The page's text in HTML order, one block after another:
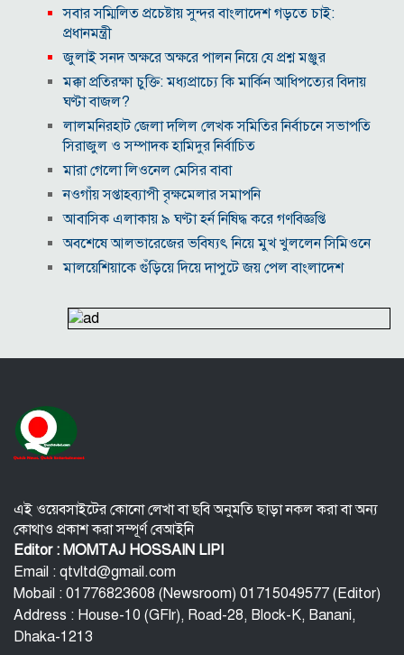
সবার সম্মিলিত প্রচেষ্টায় সুন্দর বাংলাদেশ গড়তে চাই:
প্রধানমন্ত্রী
জুলাই সনদ অক্ষরে অক্ষরে পালন নিয়ে যে প্রশ্ন মঞ্জুর
মক্কা প্রতিরক্ষা চুক্তি: মধ্যপ্রাচ্যে কি মার্কিন আধিপত্যের বিদায়
ঘণ্টা বাজল?
‎লালমনিরহাট জেলা দলিল লেখক সমিতির নির্বাচনে সভাপতি
সিরাজুল ও সম্পাদক হামিদুর নির্বাচিত
মারা গেলো লিওনেল মেসির বাবা
নওগাঁয় সপ্তাহব্যাপী বৃক্ষমেলার সমাপনি
আবাসিক এলাকায় ৯ ঘণ্টা হর্ন নিষিদ্ধ করে গণবিজ্ঞপ্তি
অবশেষে আলভারেজের ভবিষ্যৎ নিয়ে মুখ খুললেন সিমিওনে
মালয়েশিয়াকে গুঁড়িয়ে দিয়ে দাপুটে জয় পেল বাংলাদেশ
ইনফান্তিনো
কাজের ঘণ্টা নয়, উৎপাদনশীলতাই হোক জাতীয় সমৃদ্ধির
সব তথ্য
সরকারের কাজে কোনো গাফিলতি হলে কঠোর ব্যবস্থা নিচ্ছেন
এই ওয়েবসাইটের কোনো লেখা বা ছবি অনুমতি ছাড়া নকল করা বা অন্য
কোথাও প্রকাশ করা সম্পূর্ণ বেআইনি
Editor : MOMTAJ HOSSAIN LIPI
Email : qtvltd@gmail.com
Mobail : 01776823608 (Newsroom) 01715049577 (Editor)
Address : House-10 (GFlr), Road-28, Block-K, Banani,
Dhaka-1213